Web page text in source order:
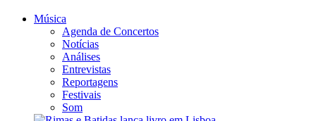
Música
Agenda de Concertos
Notícias
Análises
Entrevistas
Reportagens
Festivais
Som